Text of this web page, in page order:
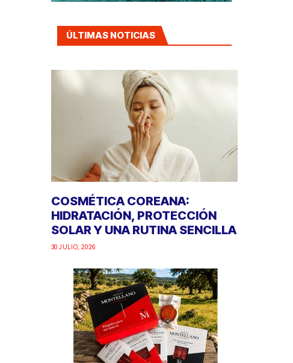
ÚLTIMAS NOTICIAS
COSMÉTICA COREANA:
HIDRATACIÓN, PROTECCIÓN
SOLAR Y UNA RUTINA SENCILLA
30 JULIO, 2026